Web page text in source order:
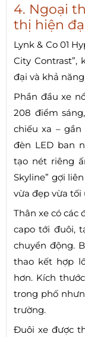
4. Ngoại
thị hiện
Lynk & Co 01
City Contrast”,
đại và khả
Phần đầu xe
208 điểm
chiếu xa –
đèn LED ban
tạo nét riêng
Skyline” gợi
vừa đẹp vừa tối
Thân xe có các
capo tới đuôi,
chuyển động.
thao kết hợp
hơn. Kích
trong phố
trường.
Đuôi xe được